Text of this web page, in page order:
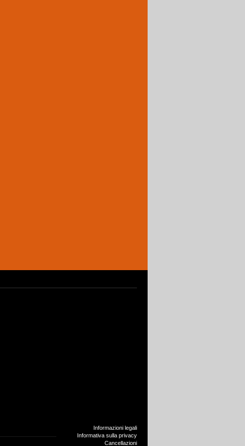
Informazioni legali
Informativa sulla privacy
Cancellazioni